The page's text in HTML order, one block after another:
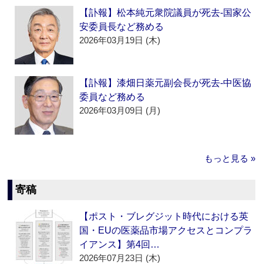
【訃報】松本純元衆院議員が死去‐国家公
安委員長など務める
2026年03月19日 (木)
【訃報】漆畑日薬元副会長が死去‐中医協
委員など務める
2026年03月09日 (月)
もっと見る »
寄稿
【ポスト・ブレグジット時代における英
国・EUの医薬品市場アクセスとコンプラ
イアンス】第4回…
2026年07月23日 (木)